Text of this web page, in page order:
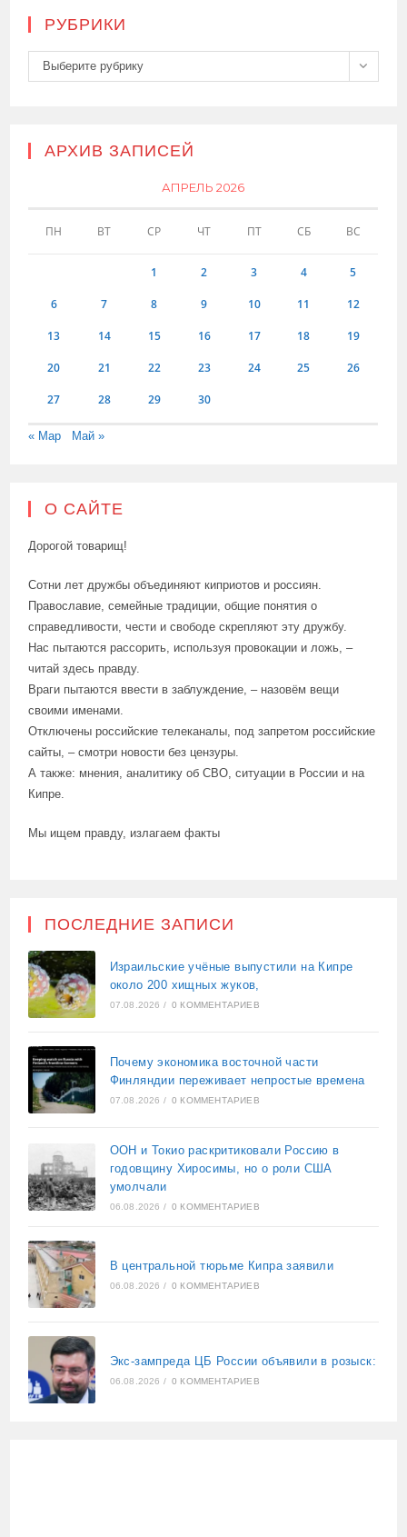
РУБРИКИ
Рубрики
Выберите рубрику
АРХИВ ЗАПИСЕЙ
АПРЕЛЬ 2026
ПН ВТ СР ЧТ ПТ СБ ВС
1 2 3 4 5
6 7 8 9 10 11 12
13 14 15 16 17 18 19
20 21 22 23 24 25 26
27 28 29 30
« Мар Май »
О САЙТЕ
Дорогой товарищ!
Сотни лет дружбы объединяют киприотов и россиян.
Православие, семейные традиции, общие понятия о
справедливости, чести и свободе скрепляют эту дружбу.
Нас пытаются рассорить, используя провокации и ложь, –
читай здесь правду.
Враги пытаются ввести в заблуждение, – назовём вещи
своими именами.
Отключены российские телеканалы, под запретом российские
сайты, – смотри новости без цензуры.
А также: мнения, аналитику об СВО, ситуации в России и на
Кипре.
Мы ищем правду, излагаем факты
ПОСЛЕДНИЕ ЗАПИСИ
Израильские учёные выпустили на Кипре
около 200 хищных жуков,
07.08.2026 / 0 КОММЕНТАРИЕВ
Почему экономика восточной части
Финляндии переживает непростые времена
07.08.2026 / 0 КОММЕНТАРИЕВ
ООН и Токио раскритиковали Россию в
годовщину Хиросимы, но о роли США
умолчали
06.08.2026 / 0 КОММЕНТАРИЕВ
В центральной тюрьме Кипра заявили
06.08.2026 / 0 КОММЕНТАРИЕВ
Экс-зампреда ЦБ России объявили в розыск:
06.08.2026 / 0 КОММЕНТАРИЕВ